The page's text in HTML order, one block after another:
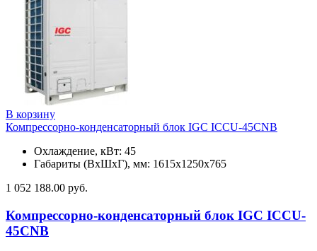
В корзину
Компрессорно-конденсаторный блок IGC ICCU-45CNB
Охлаждение, кВт: 45
Габариты (ВхШхГ), мм: 1615x1250x765
1 052 188.00 руб.
Компрессорно-конденсаторный блок IGC ICCU-
45CNB